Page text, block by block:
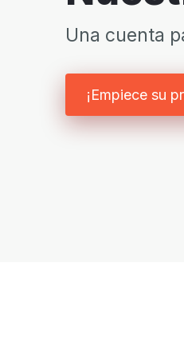
Una cuenta
¡Empiece su